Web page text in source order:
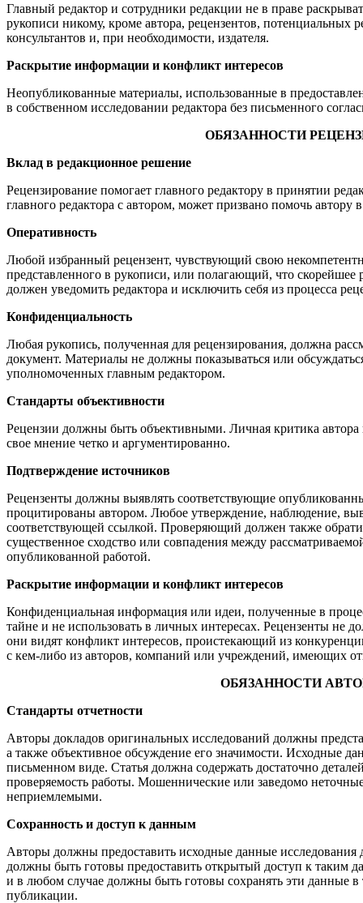
Главный редактор и сотрудники редакции не в праве
рукописи никому, кроме автора, рецензентов, потенциальных
консультантов и, при необходимости, издателя.
Раскрытие информации и конфликт интересов
Неопубликованные материалы, использованные в
в собственном исследовании редактора без письменного
ОБЯЗАННОСТИ
Вклад в редакционное решение
Рецензирование помогает главного редактору в принятии
главного редактора с автором, может призвано помочь автору
Оперативность
Любой избранный рецензент, чувствующий свою
представленного в рукописи, или полагающий, что скорейшее
должен уведомить редактора и исключить себя из процесса
Конфиденциальность
Любая рукопись, полученная для рецензирования, должна
документ. Материалы не должны показываться или
уполномоченных главным редактором.
Стандарты объективности
Рецензии должны быть объективными. Личная критика
свое мнение четко и аргументированно.
Подтверждение источников
Рецензенты должны выявлять соответствующие
процитированы автором. Любое утверждение, наблюдение,
соответствующей ссылкой. Проверяющий должен также
существенное сходство или совпадения между
опубликованной работой.
Раскрытие информации и конфликт интересов
Конфиденциальная информация или идеи, полученные в
тайне и не использовать в личных интересах. Рецензенты не
они видят конфликт интересов, проистекающий из
с кем-либо из авторов, компаний или учреждений, имеющих
ОБЯЗАННОСТИ
Стандарты отчетности
Авторы докладов оригинальных исследований должны
а также объективное обсуждение его значимости. Исходные
письменном виде. Статья должна содержать достаточно
проверяемость работы. Мошеннические или заведомо
неприемлемыми.
Сохранность и доступ к данным
Авторы должны предоставить исходные данные
должны быть готовы предоставить открытый доступ к таким
и в любом случае должны быть готовы сохранять эти данные в
публикации.